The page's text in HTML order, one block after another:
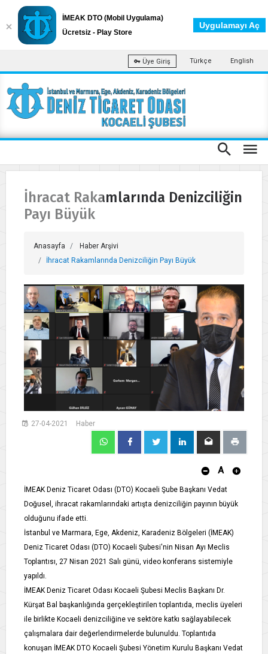
Üye Giriş Türkçe English
İhracat Rakamlarında Denizciliğin
Payı Büyük
Anasayfa
Haber Arşivi
İhracat Rakamlarında Denizciliğin Payı Büyük
27-04-2021 Haber
A
İMEAK Deniz Ticaret Odası (DTO) Kocaeli Şube Başkanı Vedat
Doğusel, ihracat rakamlarındaki artışta denizciliğin payının büyük
olduğunu ifade etti.
İstanbul ve Marmara, Ege, Akdeniz, Karadeniz Bölgeleri (İMEAK)
Deniz Ticaret Odası (DTO) Kocaeli Şubesi'nin Nisan Ayı Meclis
Toplantısı, 27 Nisan 2021 Salı günü, video konferans sistemiyle
yapıldı.
İMEAK Deniz Ticaret Odası Kocaeli Şubesi Meclis Başkanı Dr.
Kürşat Bal başkanlığında gerçekleştirilen toplantıda, meclis üyeleri
ile birlikte Kocaeli denizciliğine ve sektöre katkı sağlayabilecek
çalışmalara dair değerlendirmelerde bulunuldu. Toplantıda
konuşan İMEAK DTO Kocaeli Şubesi Yönetim Kurulu Başkanı Vedat
İMEAK DTO (Mobil Uygulama)
Ücretsiz - Play Store
Uygulamayı Aç